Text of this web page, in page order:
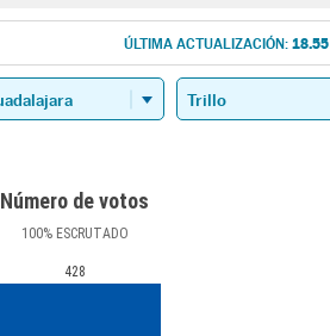
ÚLTIMA ACTUALIZACIÓN: 18.55
Número de votos
100%ESCRUTADO
428